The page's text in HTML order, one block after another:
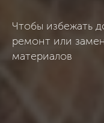
Чтобы избежать
ремонт или
материалов